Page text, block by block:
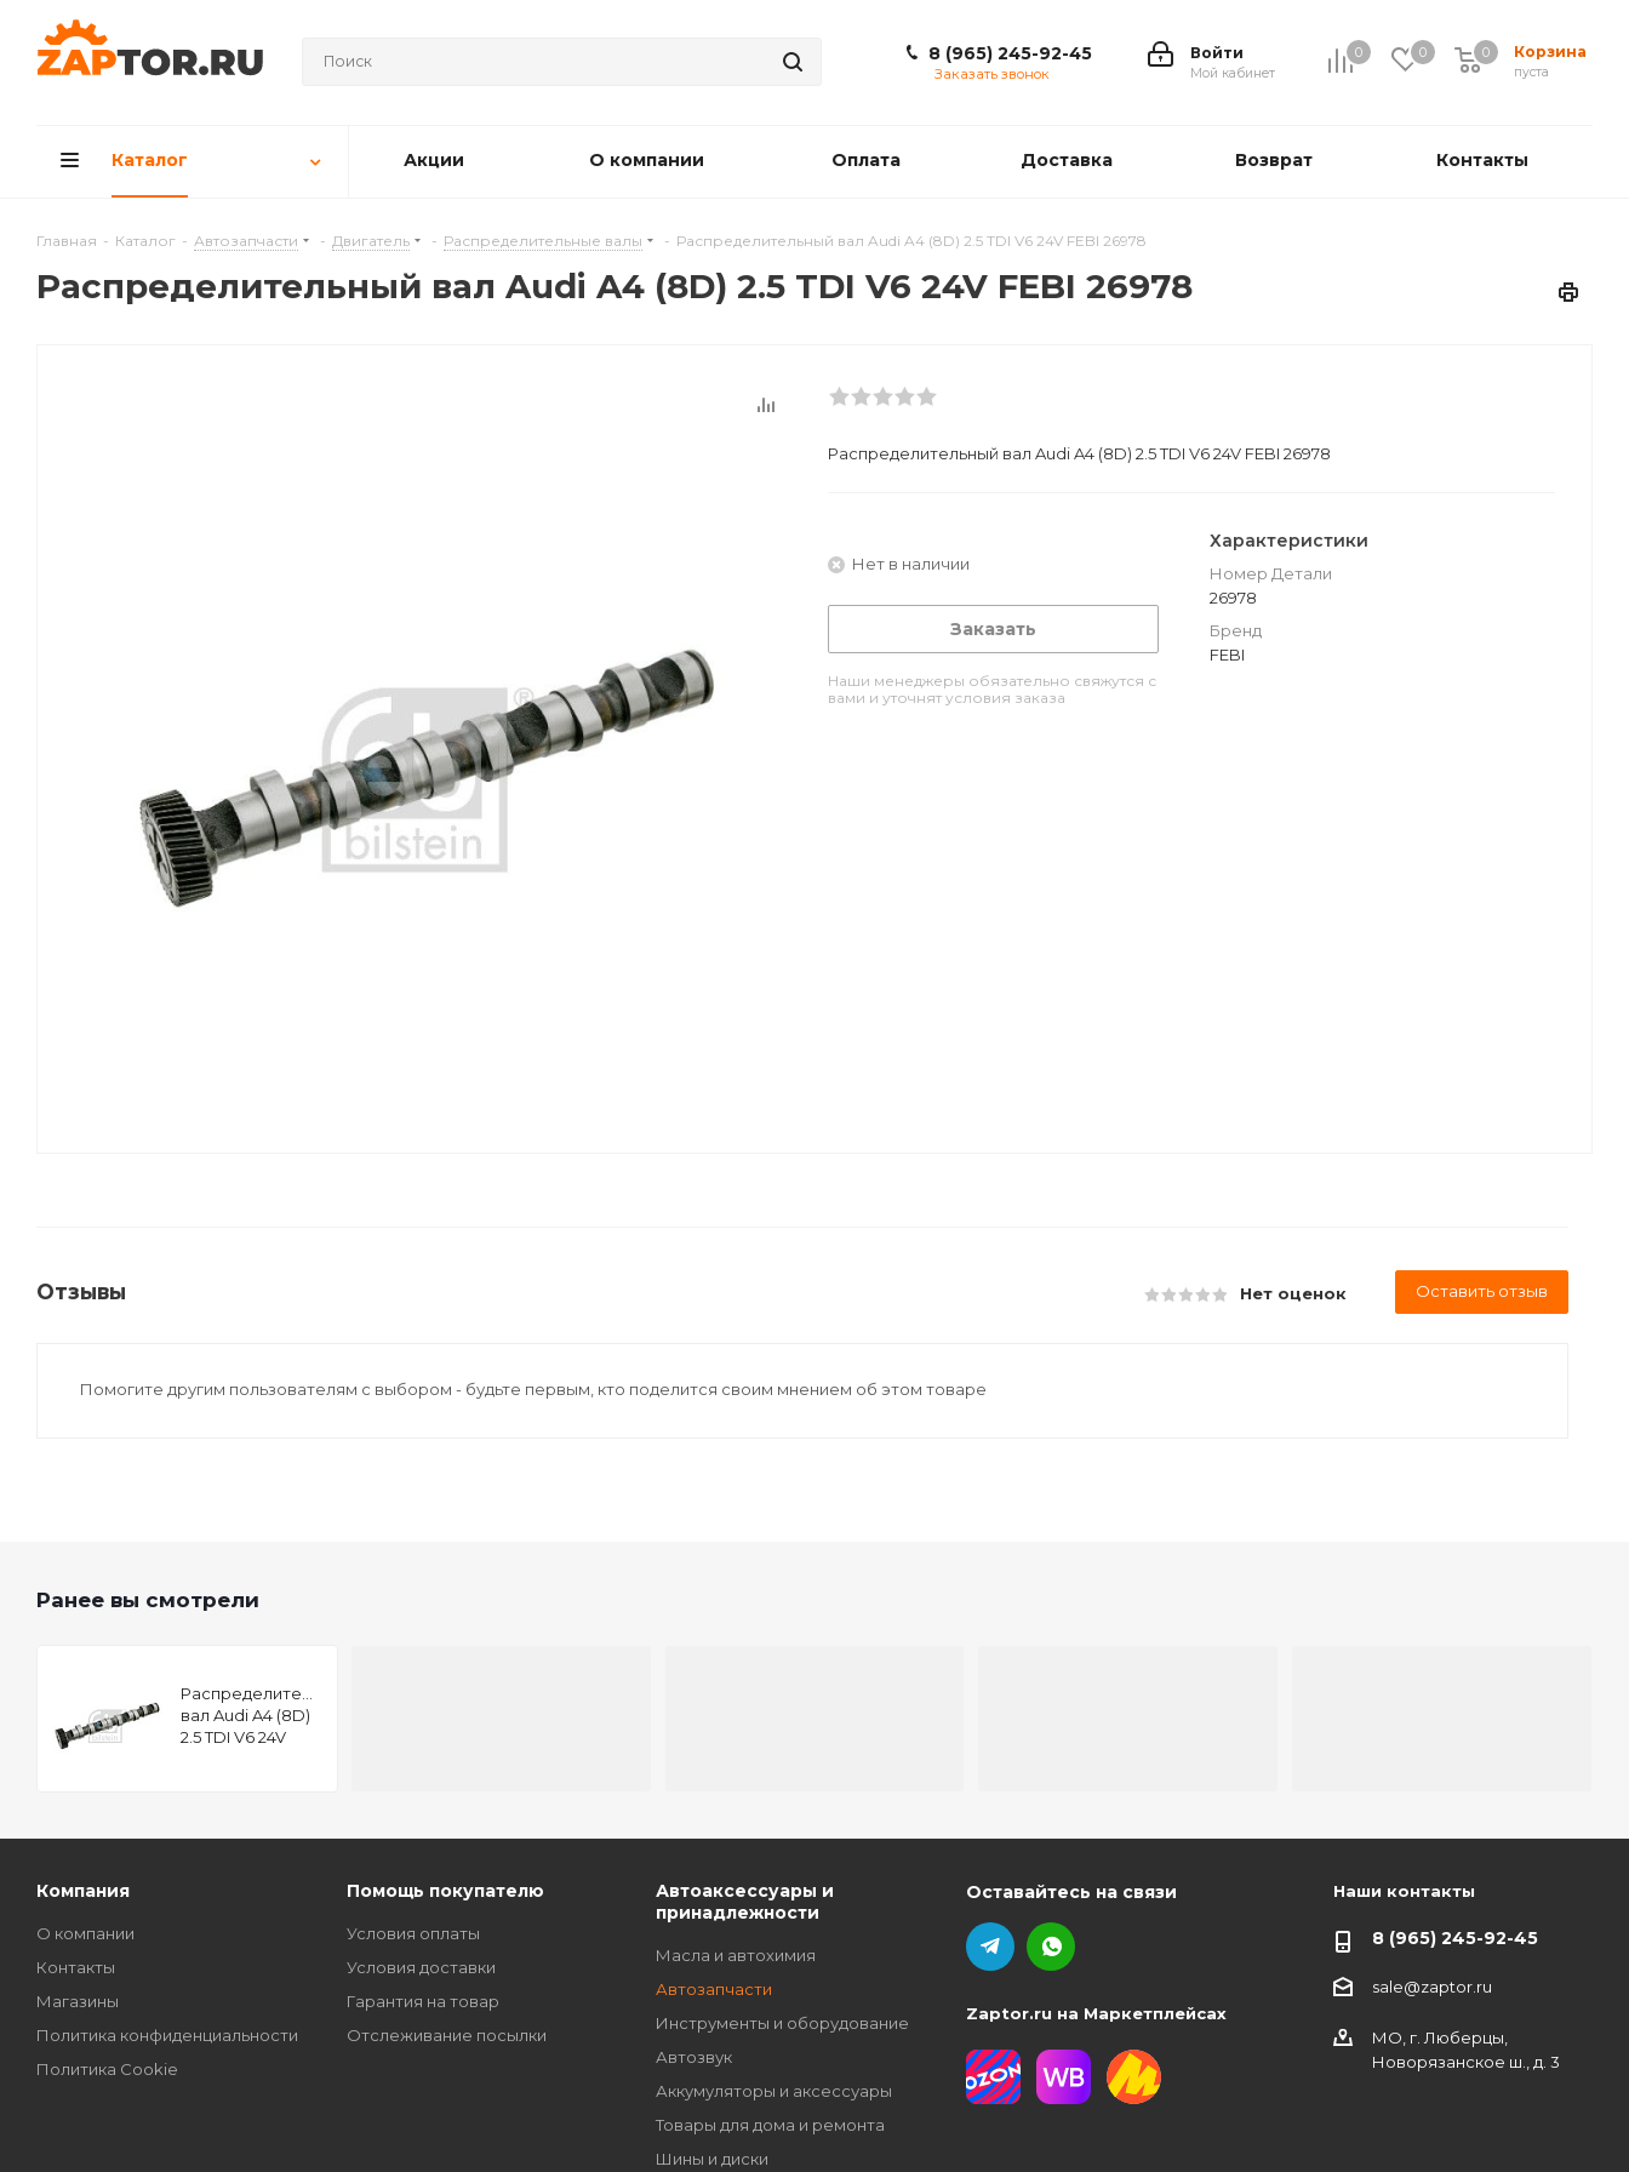
0 0 Корзина
0
пуста
0
Войти
Мой кабинет
8 (965) 245-92-45
Заказать звонок
Каталог Акции О компании Оплата Доставка Возврат Контакты
Главная - Каталог - Автозапчасти - Двигатель - Распределительные валы - Распределительный вал Audi A4 (8D) 2.5 TDI V6 24V FEBI 26978
Распределительный вал Audi A4 (8D) 2.5 TDI V6 24V FEBI 26978
Распределительный вал Audi A4 (8D) 2.5 TDI V6 24V FEBI 26978
Нет в наличии
Заказать
Наши менеджеры обязательно свяжутся с
вами и уточнят условия заказа
Характеристики
Номер Детали
26978
Бренд
FEBI
Отзывы Нет оценок Оставить отзыв
Помогите другим пользователям с выбором - будьте первым, кто поделится своим мнением об этом товаре
Ранее вы смотрели
Распределительный
вал Audi A4 (8D)
2.5 TDI V6 24V
Компания
О компании
Контакты
Магазины
Политика конфиденциальности
Политика Cookie
Помощь покупателю
Условия оплаты
Условия доставки
Гарантия на товар
Отслеживание посылки
Автоаксессуары и
принадлежности
Масла и автохимия
Автозапчасти
Инструменты и оборудование
Автозвук
Аккумуляторы и аксессуары
Товары для дома и ремонта
Шины и диски
Оставайтесь на связи
Zaptor.ru на Маркетплейсах
Наши контакты
8 (965) 245-92-45
sale@zaptor.ru
МО, г. Люберцы,
Новорязанское ш., д. 3